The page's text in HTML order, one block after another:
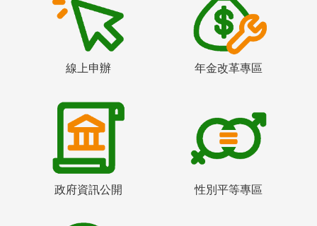
線上申辦 年金改革專區
政府資訊公開 性別平等專區